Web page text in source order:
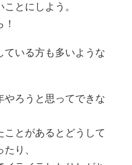
とにしよう。
ている方も多いような
やろうと思ってできな
ことがあるとどうして
り、